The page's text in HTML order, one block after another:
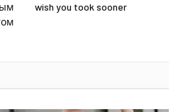
wish you took sooner